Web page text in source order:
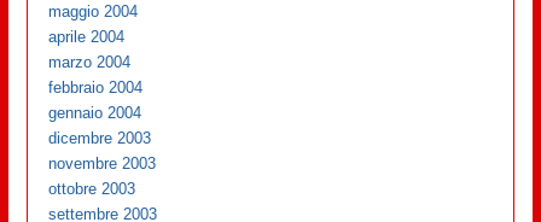
maggio 2004
aprile 2004
marzo 2004
febbraio 2004
gennaio 2004
dicembre 2003
novembre 2003
ottobre 2003
settembre 2003